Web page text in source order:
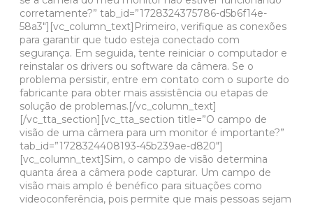
corretamente?” tab_id=”1728324375786-d5b6f14e-
58a3″][vc_column_text]Primeiro, verifique as conexões
para garantir que tudo esteja conectado com
segurança. Em seguida, tente reiniciar o computador e
reinstalar os drivers ou software da câmera. Se o
problema persistir, entre em contato com o suporte do
fabricante para obter mais assistência ou etapas de
solução de problemas.[/vc_column_text]
[/vc_tta_section][vc_tta_section title=”O campo de
visão de uma câmera para um monitor é importante?”
tab_id=”1728324408193-45b239ae-d820″]
[vc_column_text]Sim, o campo de visão determina
quanta área a câmera pode capturar. Um campo de
visão mais amplo é benéfico para situações como
videoconferência, pois permite que mais pessoas sejam